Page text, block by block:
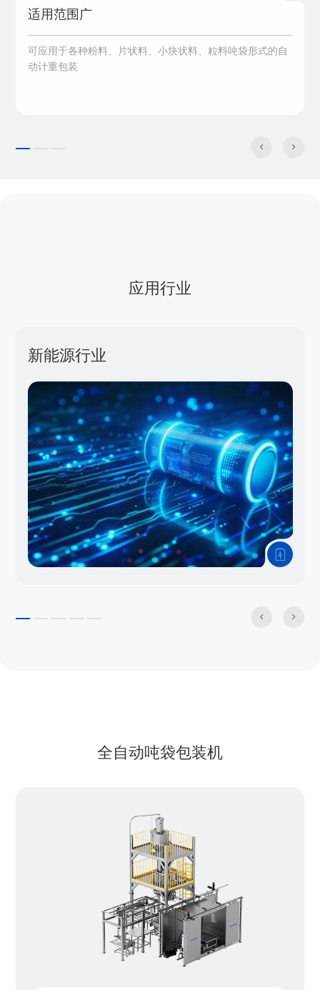
适用范围广
可应用于各种粉料、片状料、小块状料、粒料吨袋形式的自
动计重包装
 
应用行业
新能源行业
 
全自动吨袋包装机